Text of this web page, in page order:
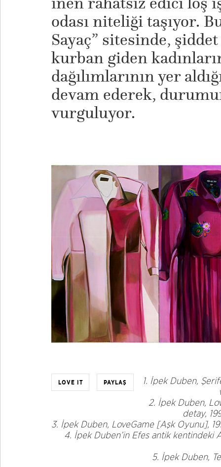
odası niteliği taşıyor.
Sayaç” sitesinde,
kurban giden
dağılımlarının yer
devam ederek,
vurguluyor.
LOVE IT PAYLAŞ
1. İpek Duben,
2. İpek Duben,
detay,
3. İpek Duben, LoveGame [Aşk Oyunu],
4. İpek Duben’in Efes antik kentindeki
​5. İpek Duben,